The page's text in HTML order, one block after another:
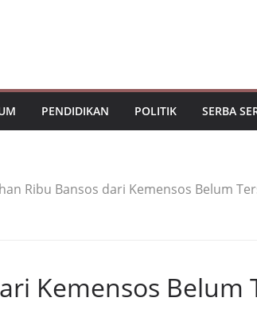
PENDIDIKAN POLITIK SERBA
Ribu Bansos dari Kemensos Belum
Kemensos Belum